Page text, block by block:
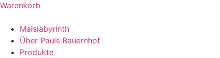
Warenkorb
Maislabyrinth
Über Pauls Bauernhof
Produkte